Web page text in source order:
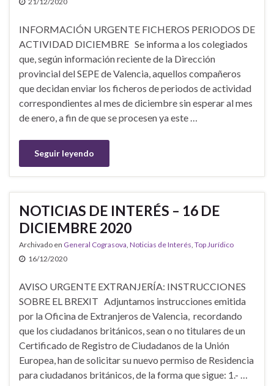
INFORMACIÓN URGENTE FICHEROS PERIODOS DE
ACTIVIDAD DICIEMBRE Se informa a los colegiados
que, según información reciente de la Dirección
provincial del SEPE de Valencia, aquellos compañeros
que decidan enviar los ficheros de periodos de actividad
correspondientes al mes de diciembre sin esperar al mes
de enero, a fin de que se procesen ya este …
Seguir leyendo
NOTICIAS DE INTERÉS – 16 DE
DICIEMBRE 2020
Archivado en General Cograsova Noticias de Interés Top Jurídico
16/12/2020
AVISO URGENTE EXTRANJERÍA: INSTRUCCIONES
SOBRE EL BREXIT Adjuntamos instrucciones emitida
por la Oficina de Extranjeros de Valencia, recordando
que los ciudadanos británicos, sean o no titulares de un
Certificado de Registro de Ciudadanos de la Unión
Europea, han de solicitar su nuevo permiso de Residencia
para ciudadanos británicos, de la forma que sigue: 1.- …